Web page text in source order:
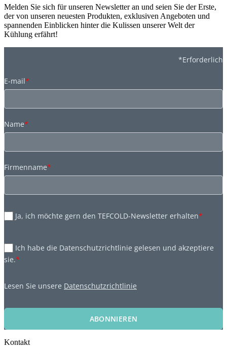
Melden Sie sich für unseren Newsletter an und seien Sie der Erste,
der von unseren neuesten Produkten, exklusiven Angeboten und
spannenden Einblicken hinter die Kulissen unserer Welt der
Kühlung erfährt!
*Erforderlich
E-mail*
Name*
Firmenname*
Ja, ich möchte gern den TEFCOLD-Newsletter erhalten*
Ich habe die Datenschutzrichtlinie gelesen und akzeptiere
sie.*
Lesen Sie unsere Datenschutzrichtlinie
ABONNIEREN
Kontakt